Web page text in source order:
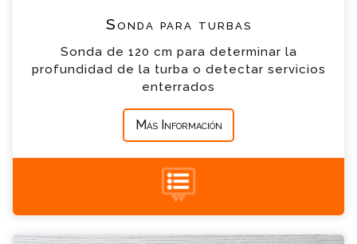
Sonda para turbas
Sonda de 120 cm para determinar la
profundidad de la turba o detectar servicios
enterrados
Más Información
Accesorios para muestreo de suelos
Consulta